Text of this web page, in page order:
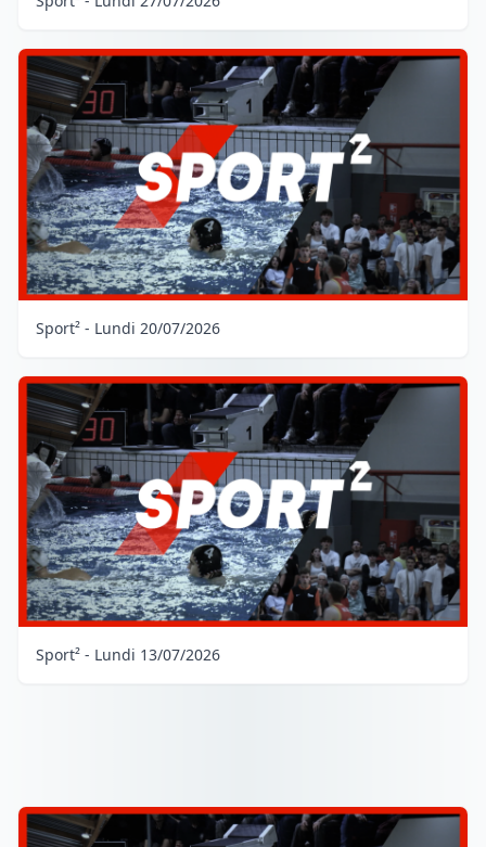
Sport² - Lundi 20/07/2026
Sport² - Lundi 13/07/2026